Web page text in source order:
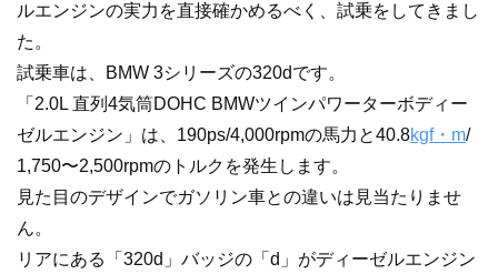
ルエンジンの実力を直接確かめるべく、試乗をしてきまし
た。
試乗車は、BMW 3シリーズの320dです。
「2.0L 直列4気筒DOHC BMWツインパワーターボディー
ゼルエンジン」は、190ps/4,000rpmの馬力と40.8kgf・m/
1,750〜2,500rpmのトルクを発生します。
見た目のデザインでガソリン車との違いは見当たりませ
ん。
リアにある「320d」バッジの「d」がディーゼルエンジン